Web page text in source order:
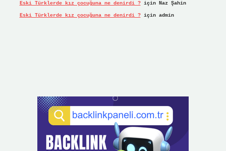
Eski Türklerde kız çocuğuna ne denirdi ?için Naz Şahin
Eski Türklerde kız çocuğuna ne denirdi ?için admin